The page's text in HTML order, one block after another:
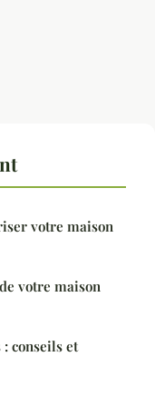
votre maison
votre maison
conseils et